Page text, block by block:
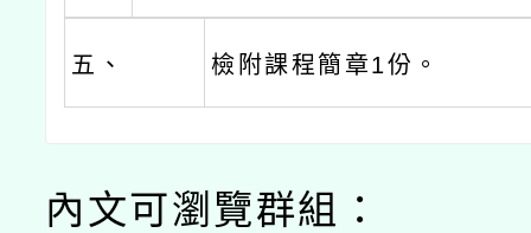
五、 檢附課程簡章1份。
內文可瀏覽群組：